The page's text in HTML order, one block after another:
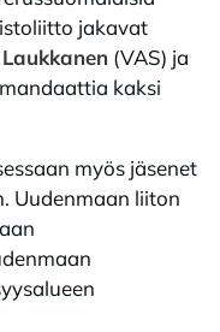
jakavat
Laukkanen (VAS) ja
kaksi
myös jäsenet
Uudenmaan liiton